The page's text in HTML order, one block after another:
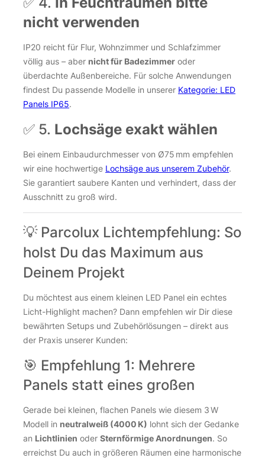
nicht verwenden
IP20 reicht für Flur, Wohnzimmer und Schlafzimmer
völlig aus – aber nicht für Badezimmer oder
überdachte Außenbereiche. Für solche Anwendungen
findest Du passende Modelle in unserer Kategorie: LED
Panels IP65.
✅ 5. Lochsäge exakt wählen
Bei einem Einbaudurchmesser von Ø75 mm empfehlen
wir eine hochwertige Lochsäge aus unserem Zubehör.
Sie garantiert saubere Kanten und verhindert, dass der
Ausschnitt zu groß wird.
💡 Parcolux Lichtempfehlung: So
holst Du das Maximum aus
Deinem Projekt
Du möchtest aus einem kleinen LED Panel ein echtes
Licht-Highlight machen? Dann empfehlen wir Dir diese
bewährten Setups und Zubehörlösungen – direkt aus
der Praxis unserer Kunden:
🎯 Empfehlung 1: Mehrere
Panels statt eines großen
Gerade bei kleinen, flachen Panels wie diesem 3 W
Modell in neutralweiß (4000 K) lohnt sich der Gedanke
an Lichtlinien oder Sternförmige Anordnungen. So
erreichst Du auch in größeren Räumen eine harmonische